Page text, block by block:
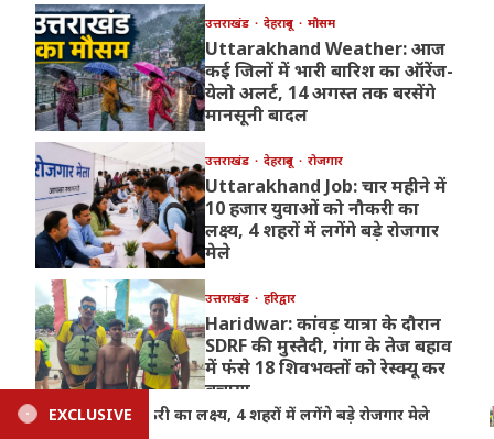
उत्तराखंड देहरादून मौसम
Uttarakhand Weather: आज
कई जिलों में भारी बारिश का ऑरेंज-
येलो अलर्ट, 14 अगस्त तक बरसेंगे
मानसूनी बादल
उत्तराखंड देहरादून रोजगार
Uttarakhand Job: चार महीने में
10 हजार युवाओं को नौकरी का
लक्ष्य, 4 शहरों में लगेंगे बड़े रोजगार
मेले
उत्तराखंड हरिद्वार
Haridwar: कांवड़ यात्रा के दौरान
SDRF की मुस्तैदी, गंगा के तेज बहाव
में फंसे 18 शिवभक्तों को रेस्क्यू कर
बचाया
EXCLUSIVE
Haridwar: कांवड़ यात्रा के दौरान SDRF की मुस्तैदी, गंगा के तेज